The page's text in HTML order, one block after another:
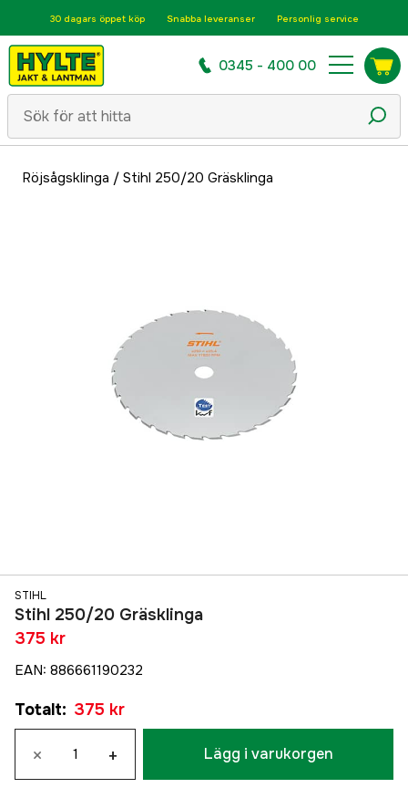
30 dagars öppet köp Snabba leveranser Personlig service
0345 - 400 00
Röjsågsklinga / Stihl 250/20 Gräsklinga
STIHL
Stihl 250/20 Gräsklinga
375 kr
EAN: 886661190232
Totalt: 375 kr
× + Lägg i varukorgen